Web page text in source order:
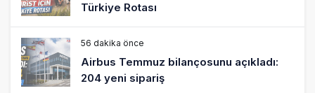
Türkiye Rotası
56 dakika önce
Airbus Temmuz bilançosunu açıkladı:
204 yeni sipariş